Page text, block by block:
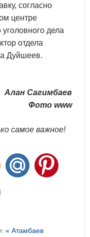
согласно
центре
дела
отдела
Дуйшеев.
Алан Сагимбаев
Фото www
самое важное!
« Атамбаев